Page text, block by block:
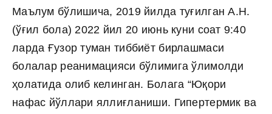
Маълум бўлишича, 2019 йилда туғилган А.Н.
(ўғил бола) 2022 йил 20 июнь куни соат 9:40
ларда Ғузор туман тиббиёт бирлашмаси
болалар реанимацияси бўлимига ўлимолди
ҳолатида олиб келинган. Болага “Юқори
нафас йўллари яллиғланиши. Гипертермик ва